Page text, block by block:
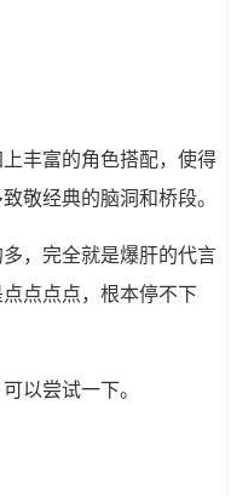
丰富的角色搭配，使得
敬经典的脑洞和桥段。
，完全就是爆肝的代言
点点点，根本停不下
以尝试一下。